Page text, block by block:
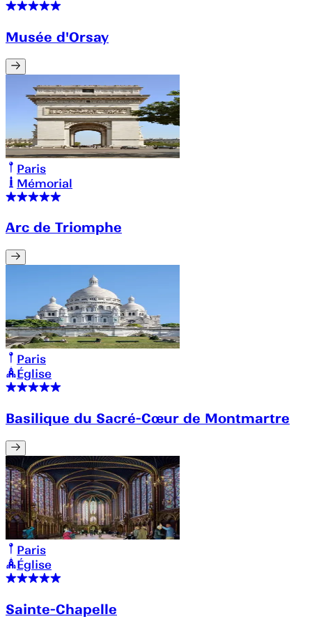
Musée d'Orsay
Paris
Mémorial
Arc de Triomphe
Paris
Église
Basilique du Sacré-Cœur de Montmartre
Paris
Église
Sainte-Chapelle